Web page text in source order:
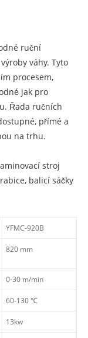
ruční
váhy. Tyto
procesem,
jak pro
Řada ručních
přímé a
na trhu.
stroj
balicí sáčky
YFMC-920B
820 mm
0-30 m/min
60-130 ℃
13kw